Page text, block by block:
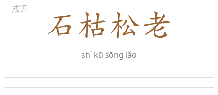
成语
shí kū sōng lǎo